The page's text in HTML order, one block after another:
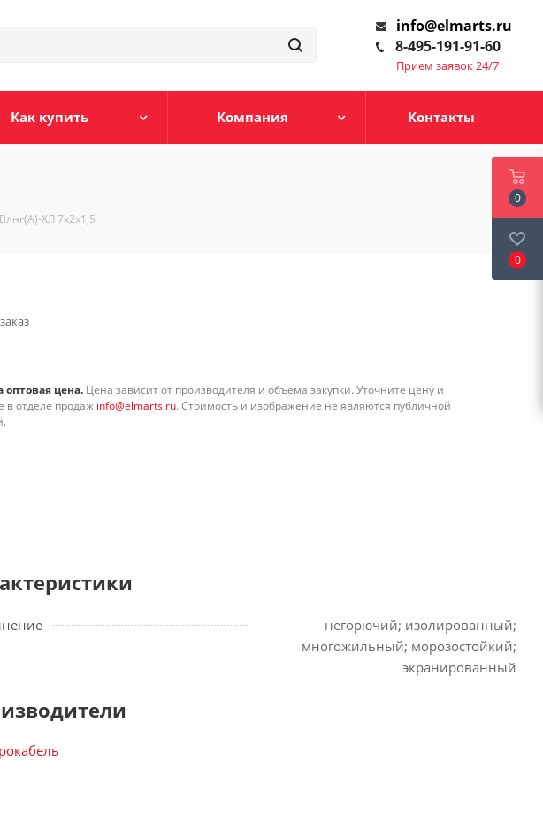
info@elmarts.ru
8-495-191-91-60
Прием заявок 24/7
Как купить Компания Контакты
ХЛ 7х2х1,5
оптовая цена. Цена зависит от производителя и объема закупки. Уточните цену и
в отделе продаж info@elmarts.ru. Стоимость и изображение не являются публичной
негорючий; изолированный;
многожильный; морозостойкий;
экранированный
0
0